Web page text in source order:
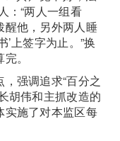
：“两人一组看
醒他，另外两人睡
上签字为止。”换
。
强调追求“百分之
胡伟和主抓改造的
实施了对本监区每